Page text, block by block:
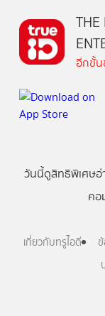
THE
อีกขั้น
วันนี้ดูสิทธิพิเศษอ่
ค
เกี่ยวกับทรูไอดี